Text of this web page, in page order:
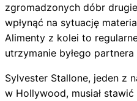
zgromadzonych dóbr
wpłynąć na sytuację
Alimenty z kolei to
utrzymanie byłego
Sylvester Stallone, jeden z
w Hollywood, musiał